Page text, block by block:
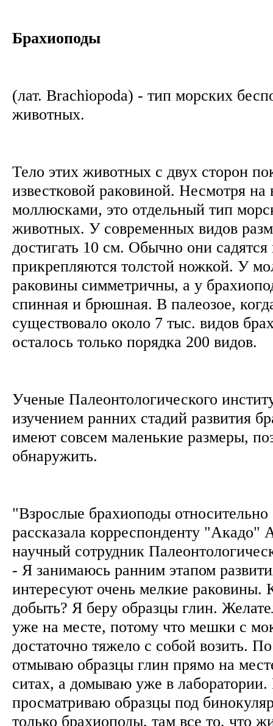
Брахиоподы
(лат. Brachiopoda) - тип морских
животных.
Тело этих животных с двух сторон
известковой раковиной. Несмотря на
моллюсками, это отдельный тип
животных. У современных видов
достигать 10 см. Обычно они садятся
прикрепляются толстой ножкой. У
раковины симметричны, а у
спинная и брюшная. В палеозое,
существовало около 7 тыс. видов
осталось только порядка 200 видов.
Ученые Палеонтологического
изучением ранних стадий развития
имеют совсем маленькие размеры,
обнаружить.
"Взрослые брахиоподы
рассказала корреспонденту
научный сотрудник
- Я занимаюсь ранним этапом
интересуют очень мелкие раковины.
добыть? Я беру образцы глин.
уже на месте, потому что мешки с
достаточно тяжело с собой возить.
отмываю образцы глин прямо на
ситах, а домываю уже в
просматриваю образцы под
только брахиоподы, там все то, что